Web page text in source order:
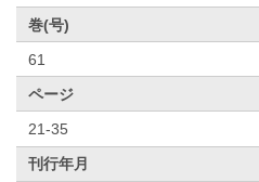
巻(号)
61
ページ
21-35
刊行年月